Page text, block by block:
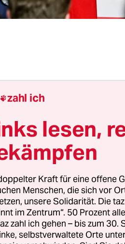
Donald Trump
J.D. Vance
Partei um die
Prozent der Stimmen
der Nachrichtenagentur
Josh Mandel zog mit
zahl ich
lesen,
Kraft für eine offene
Menschen, die sich vor
unsere Solidarität. Die
im Zentrum“. 50 Prozent
zahl ich gehen – bis zum
selbstverwaltete Orte